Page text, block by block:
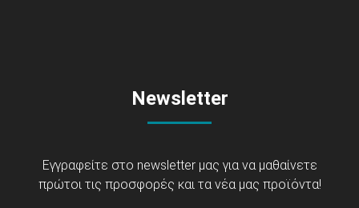
Newsletter
Εγγραφείτε στο newsletter μας για να μαθαίνετε
πρώτοι τις προσφορές και τα νέα μας προϊόντα!